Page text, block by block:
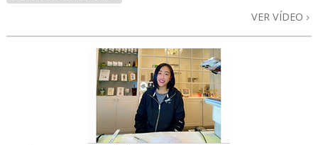
VER VÍDEO